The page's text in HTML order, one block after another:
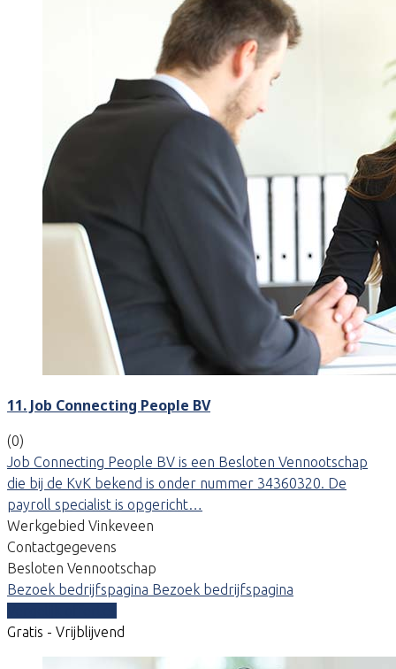
11. Job Connecting People BV
(0)
Job Connecting People BV is een Besloten Vennootschap
die bij de KvK bekend is onder nummer 34360320. De
payroll specialist is opgericht…
Werkgebied Vinkeveen
Contactgegevens
Besloten Vennootschap
Bezoek bedrijfspagina Bezoek bedrijfspagina
Gratis - Vrijblijvend